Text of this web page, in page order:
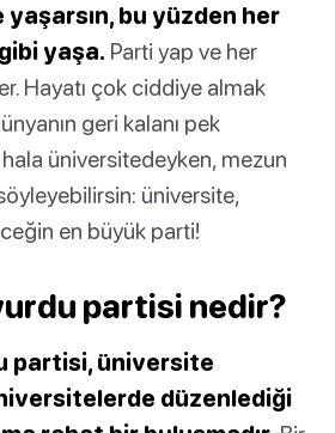
bu yüzden her
gibi yaşa. Parti yap ve her
Hayatı çok ciddiye almak
geri kalanı pek
üniversitedeyken, mezun
üniversite,
en büyük parti!
partisi nedir?
partisi, üniversite
düzenlediği